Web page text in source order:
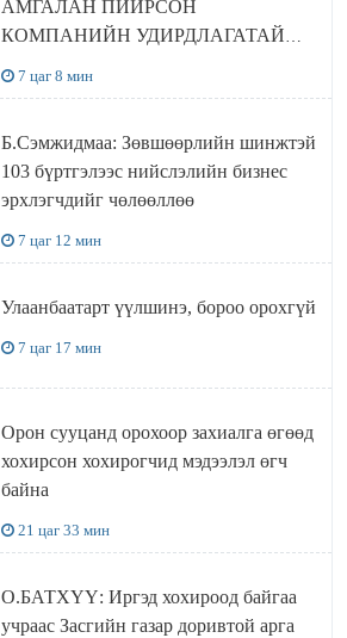
АМГАЛАН ПИЙРСОН
КОМПАНИЙН УДИРДЛАГАТАЙ
7 цаг 8 мин
Б.Сэмжидмаа: Зөвшөөрлийн шинжтэй
103 бүртгэлээс нийслэлийн бизнес
эрхлэгчдийг чөлөөллөө
7 цаг 12 мин
Улаанбаатарт үүлшинэ, бороо орохгүй
7 цаг 17 мин
Орон сууцанд орохоор захиалга өгөөд
хохирсон хохирогчид мэдээлэл өгч
байна
21 цаг 33 мин
О.БАТХҮҮ: Иргэд хохироод байгаа
учраас Засгийн газар доривтой арга